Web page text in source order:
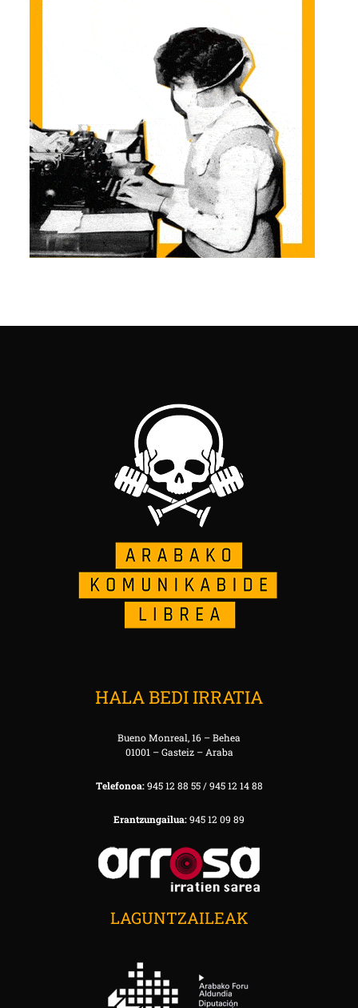
HALA BEDI IRRATIA
Bueno Monreal, 16 – Behea
01001 – Gasteiz – Araba
Telefonoa:945 12 88 55 / 945 12 14 88
Erantzungailua:945 12 09 89
LAGUNTZAILEAK